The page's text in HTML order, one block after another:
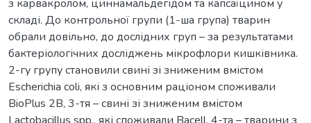
з карвакролом, циннамальдегідом та капсаїцином у
складі. До контрольної групи (1-ша група) тварин
обрали довільно, до дослідних груп – за результатами
бактеріологічних досліджень мікрофлори кишківника.
2-гу групу становили свині зі зниженим вмістом
Escherichia coli, які з основним раціоном споживали
BioPlus 2B, 3-тя – свині зі зниженим вмістом